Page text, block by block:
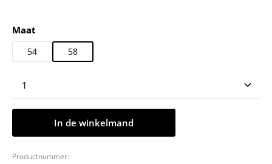
Selecteer
Maat
54 58
Producthoeveelheid: Voer de gewenste
In de winkelmand
Productnummer: